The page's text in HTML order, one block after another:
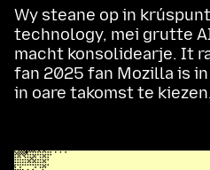
Wy steane op in
technology, mei grutte
macht konsolidearje. It
fan 2025 fan Mozilla is
in oare takomst te